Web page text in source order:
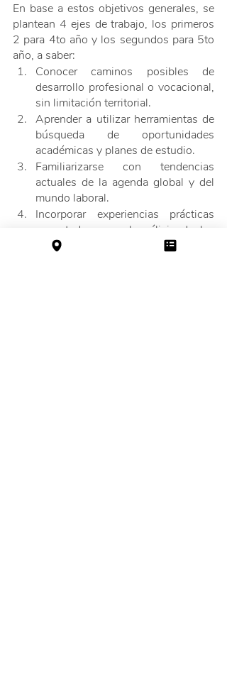
En base a estos objetivos generales, se
plantean 4 ejes de trabajo, los primeros
2 para 4to año y los segundos para 5to
año, a saber:
Conocer caminos posibles de
desarrollo profesional o vocacional,
sin limitación territorial.
Aprender a utilizar herramientas de
búsqueda de oportunidades
académicas y planes de estudio.
Familiarizarse con tendencias
actuales de la agenda global y del
mundo laboral.
Incorporar experiencias prácticas
conectadas con el análisis de las
propias habilidades e intereses, y la